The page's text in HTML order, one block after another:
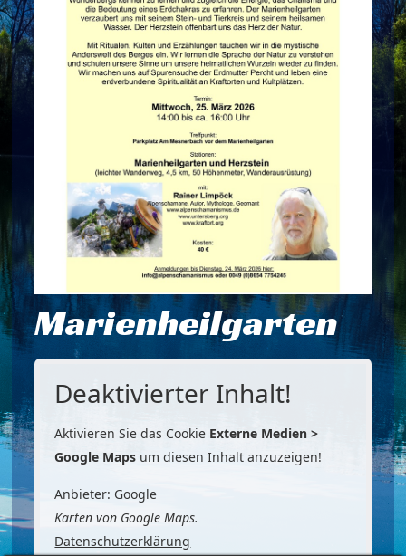
Marienheilgarten
Deaktivierter Inhalt!
Aktivieren Sie das Cookie Externe Medien >
Google Maps um diesen Inhalt anzuzeigen!
Anbieter: Google
Karten von Google Maps.
Datenschutzerklärung